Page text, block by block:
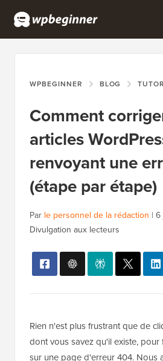
WPBEGINNER BLOG
Comment
articles
renvoyant une
(étape par étape)
Par le personnel de la rédaction | 6
Divulgation aux lecteurs
Rien n'est plus frustrant que de
dont vous savez qu'il existe,
sur une page d'erreur 404. Nous